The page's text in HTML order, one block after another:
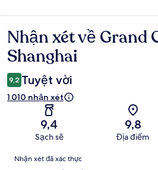
Nhận
xét
Nhận xét về Grand
Shanghai
9,2 Tuyệt vời
1.010 nhận xét
9,4
Sạch sẽ
9,8
Địa điểm
Nhận
Nhận xét đã xác thực